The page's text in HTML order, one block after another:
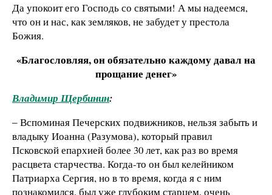
Да упокоит его Господь со святыми! А мы надеемся,
что он и нас, как земляков, не забудет у престола
Божия.
«Благословляя, он обязательно каждому давал на
прощание денег»
Владимир Щербинин:
‒ Вспоминая Печерских подвижников, нельзя забыть и
владыку Иоанна (Разумова), который правил
Псковской епархией более 30 лет, как раз во время
расцвета старчества. Когда-то он был келейником
Патриарха Сергия, но в то время, когда я с ним
познакомился, был уже глубоким старцем, очень